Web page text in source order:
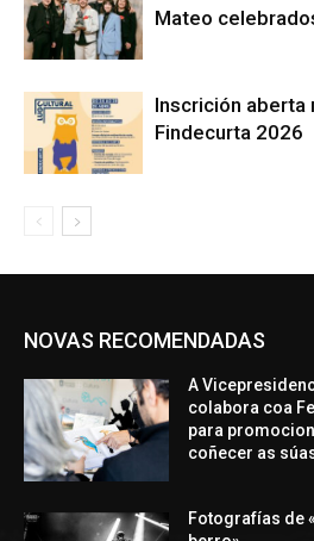
Mateo
Inscrición aberta
Findecurta 2026
NOVAS RECOMENDADAS
A
colabora coa
para
coñecer as
Fotografías de